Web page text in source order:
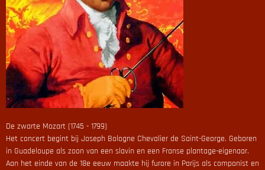
De zwarte Mozart (1745 - 1799)
Het concert begint bij Joseph Bologne Chevalier de Saint-George. Geboren
in Guadeloupe als zoon van een slavin en een Franse plantage-eigenaar.
Aan het einde van de 18e eeuw maakte hij furore in Parijs als componist en